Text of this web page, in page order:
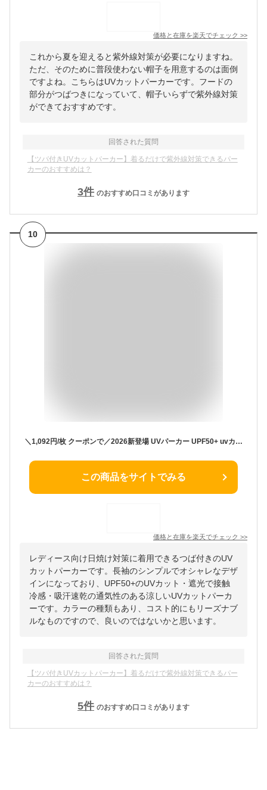
価格と在庫を楽天でチェック >>
これから夏を迎えると紫外線対策が必要になりますね。
ただ、そのために普段使わない帽子を用意するのは面倒
ですよね。こちらはUVカットパーカーです。フードの
部分がつばつきになっていて、帽子いらずで紫外線対策
ができておすすめです。
回答された質問
【ツバ付きUVカットパーカー】着るだけで紫外線対策できるパー
カーのおすすめは？
3件 のおすすめ口コミがあります
10
＼1,092円/枚 クーポンで／2026新登場 UVパーカー UPF50+ uvカット 遮光パーカー 接触冷感 つば付きUVカットパーカー ツバ付き つば付き UVカットパーカー uvカットのパーカー レディース メンズ UVパーカーレディース 薄手 長袖 紫外線対策 暑さ対策 フェス
この商品をサイトでみる
価格と在庫を楽天でチェック >>
レディース向け日焼け対策に着用できるつば付きのUV
カットパーカーです。長袖のシンプルでオシャレなデザ
インになっており、UPF50+のUVカット・遮光で接触
冷感・吸汗速乾の通気性のある涼しいUVカットパーカ
ーです。カラーの種類もあり、コスト的にもリーズナブ
ルなものですので、良いのではないかと思います。
回答された質問
【ツバ付きUVカットパーカー】着るだけで紫外線対策できるパー
カーのおすすめは？
5件 のおすすめ口コミがあります